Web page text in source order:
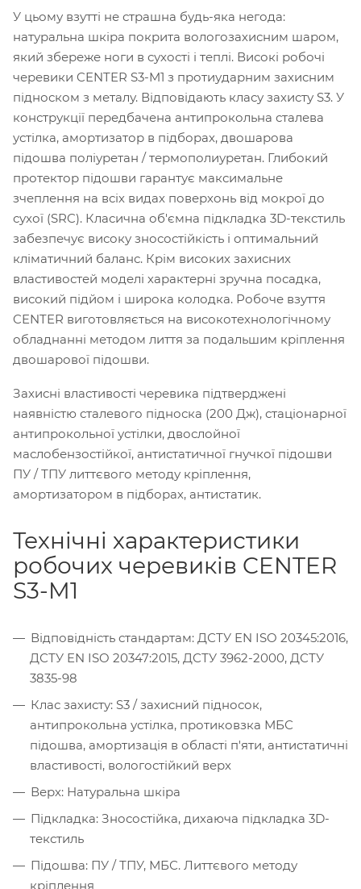
У цьому взутті не страшна будь-яка негода:
натуральна шкіра покрита вологозахисним шаром,
який збереже ноги в сухості і теплі. Високі робочі
черевики CENTER S3-M1 з протиударним захисним
підноском з металу. Відповідають класу захисту S3. У
конструкції передбачена антипрокольна сталева
устілка, амортизатор в підборах, двошарова
підошва поліуретан / термополиуретан. Глибокий
протектор підошви гарантує максимальне
зчеплення на всіх видах поверхонь від мокрої до
сухої (SRC). Класична об'ємна підкладка 3D-текстиль
забезпечує високу зносостійкість і оптимальний
кліматичний баланс. Крім високих захисних
властивостей моделі характерні зручна посадка,
високий підйом і широка колодка. Робоче взуття
CENTER виготовляється на високотехнологічному
обладнанні методом лиття за подальшим кріплення
двошарової підошви.
Захисні властивості черевика підтверджені
наявністю сталевого підноска (200 Дж), стаціонарної
антипрокольної устілки, двослойної
маслобензостійкої, антистатичної гнучкої підошви
ПУ / ТПУ литтєвого методу кріплення,
амортизатором в підборах, антистатик.
Технічні характеристики
робочих черевиків CENTER
S3-M1
Відповідність стандартам: ДСТУ EN ISO 20345:2016,
ДСТУ EN ISO 20347:2015, ДСТУ 3962-2000, ДСТУ
3835-98
Клас захисту: S3 / захисний підносок,
антипрокольна устілка, протиковзка МБС
підошва, амортизація в області п'яти, антистатичні
властивості, вологостійкий верх
Верх: Натуральна шкіра
Підкладка: Зносостійка, дихаюча підкладка 3D-
текстиль
Підошва: ПУ / ТПУ, МБС. Литтєвого методу
кріплення